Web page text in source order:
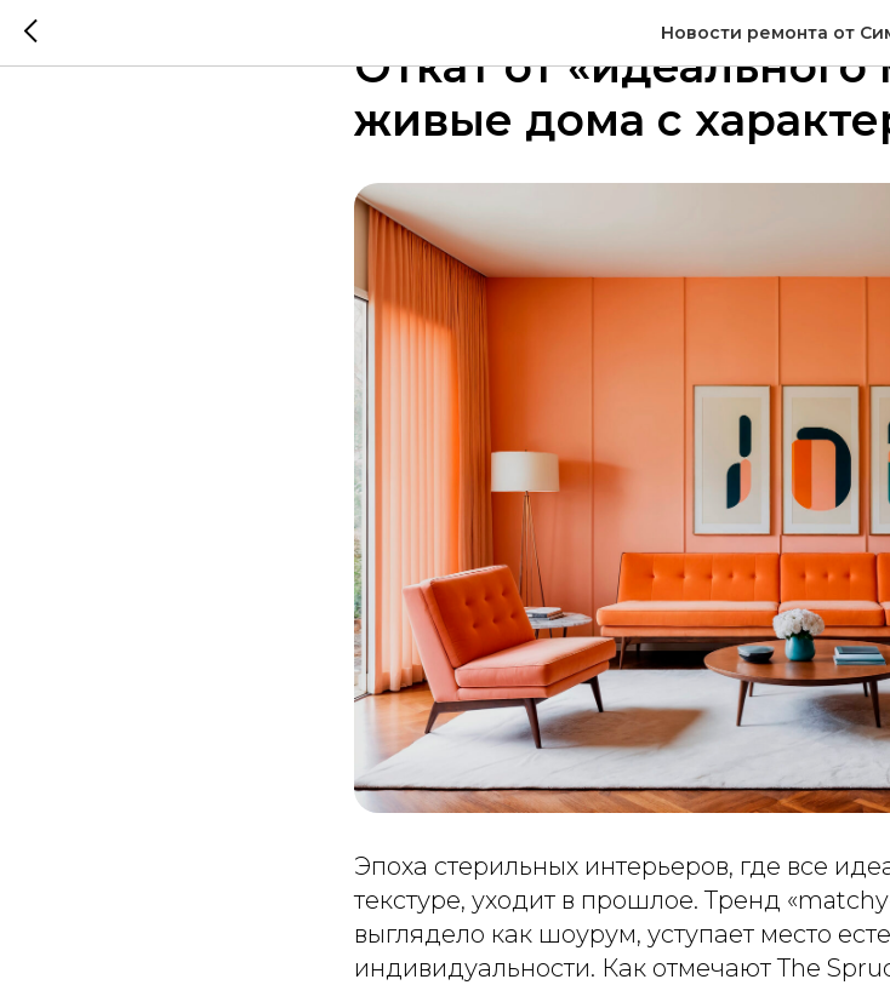
Новости ремонта от
Откат от
живые дома с
Эпоха стерильных интерьеров, где все
текстуре, уходит в прошлое. Тренд
выглядело как шоурум, уступает место
индивидуальности. Как отмечают The